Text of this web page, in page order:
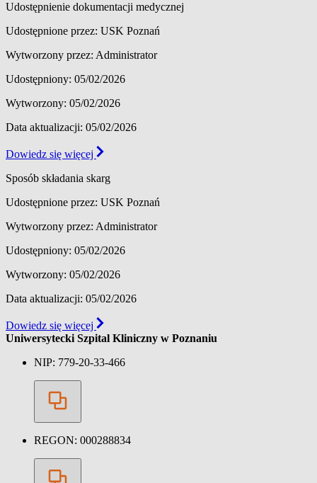
Udostępnienie dokumentacji medycznej
Udostępnione przez: USK Poznań
Wytworzony przez: Administrator
Udostępniony: 05/02/2026
Wytworzony: 05/02/2026
Data aktualizacji: 05/02/2026
Dowiedz się więcej
Sposób składania skarg
Udostępnione przez: USK Poznań
Wytworzony przez: Administrator
Udostępniony: 05/02/2026
Wytworzony: 05/02/2026
Data aktualizacji: 05/02/2026
Dowiedz się więcej
Uniwersytecki Szpital Kliniczny w Poznaniu
NIP: 779-20-33-466
REGON: 000288834